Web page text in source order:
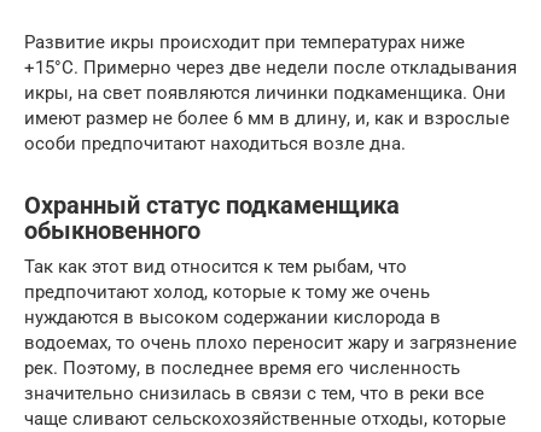
Развитие икры происходит при температурах ниже
+15°С. Примерно через две недели после откладывания
икры, на свет появляются личинки подкаменщика. Они
имеют размер не более 6 мм в длину, и, как и взрослые
особи предпочитают находиться возле дна.
Охранный статус подкаменщика
обыкновенного
Так как этот вид относится к тем рыбам, что
предпочитают холод, которые к тому же очень
нуждаются в высоком содержании кислорода в
водоемах, то очень плохо переносит жару и загрязнение
рек. Поэтому, в последнее время его численность
значительно снизилась в связи с тем, что в реки все
чаще сливают сельскохозяйственные отходы, которые